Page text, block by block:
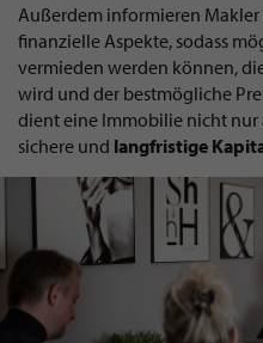
Außerdem informieren
finanzielle Aspekte, sodass
vermieden werden können,
wird und der bestmögliche
dient eine Immobilie nicht nur
sichere und langfristige